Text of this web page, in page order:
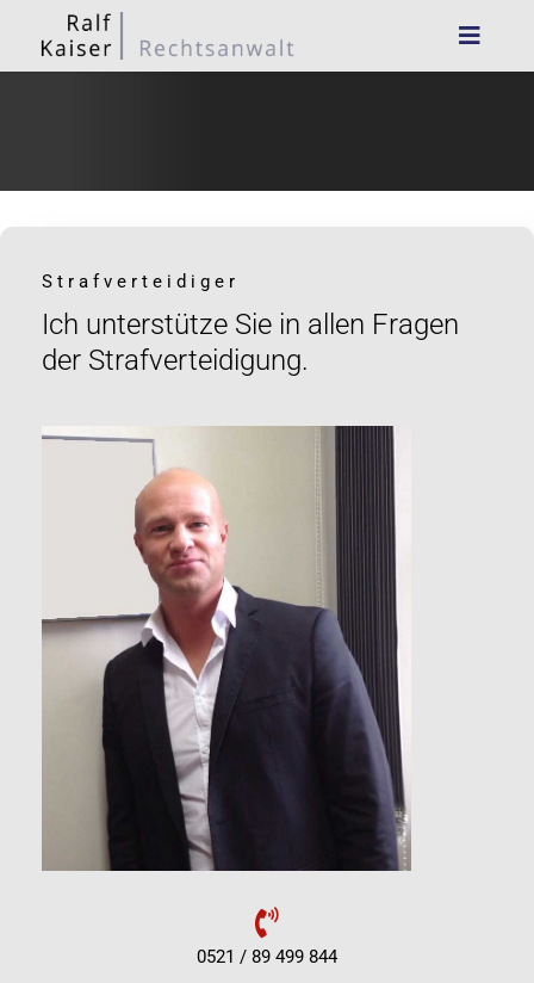
Strafverteidiger
Ich unterstütze Sie in allen Fragen
der Strafverteidigung.
0521 / 89 499 844